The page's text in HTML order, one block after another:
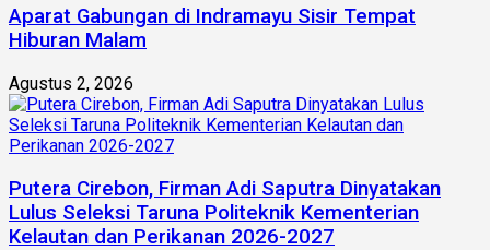
Aparat Gabungan di Indramayu Sisir Tempat
Hiburan Malam
Agustus 2, 2026
Putera Cirebon, Firman Adi Saputra Dinyatakan
Lulus Seleksi Taruna Politeknik Kementerian
Kelautan dan Perikanan 2026-2027